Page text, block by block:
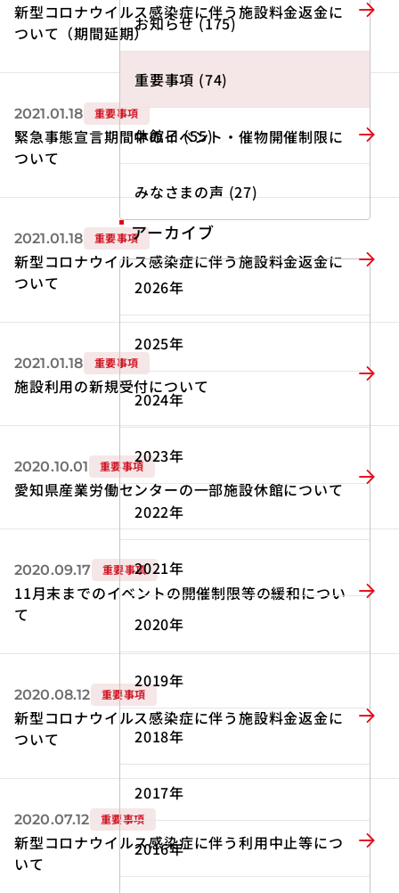
新型コロナウイルス感染症に伴う施設料金返金に
ついて（期間延期）
2021.01.18 重要事項
緊急事態宣言期間中のイベント・催物開催制限に
ついて
2021.01.18 重要事項
新型コロナウイルス感染症に伴う施設料金返金に
ついて
2021.01.18 重要事項
施設利用の新規受付について
2020.10.01 重要事項
愛知県産業労働センターの一部施設休館について
2020.09.17 重要事項
11月末までのイベントの開催制限等の緩和につい
て
2020.08.12 重要事項
新型コロナウイルス感染症に伴う施設料金返金に
ついて
2020.07.12 重要事項
新型コロナウイルス感染症に伴う利用中止等につ
いて
お知らせ (175)
重要事項 (74)
休館日 (55)
みなさまの声 (27)
アーカイブ
2026年
2025年
2024年
2023年
2022年
2021年
2020年
2019年
2018年
2017年
2016年